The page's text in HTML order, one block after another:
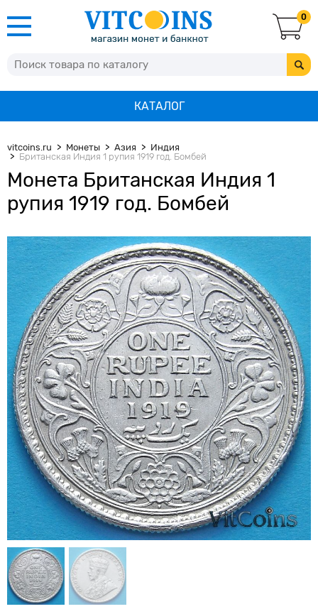
0
КАТАЛОГ
vitcoins.ru Монеты Азия
Индия
Британская Индия 1 рупия 1919 год. Бомбей
Монета Британская Индия 1
рупия 1919 год. Бомбей